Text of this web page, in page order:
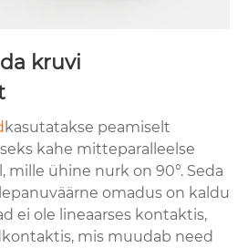
kruvi
kasutatakse peamiselt
kahe mitteparalleelse
mille ühine nurk on 90°. Seda
omadus on kaldu
ei ole lineaarses kontaktis,
mis muudab need